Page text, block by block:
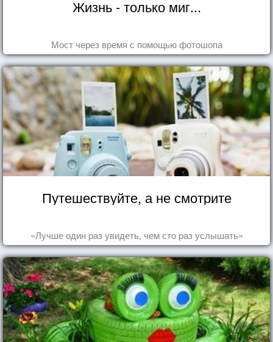
Жизнь - только миг...
Мост через время с помощью фотошопа
Путешествуйте, а не смотрите
«Лучше один раз увидеть, чем сто раз услышать»